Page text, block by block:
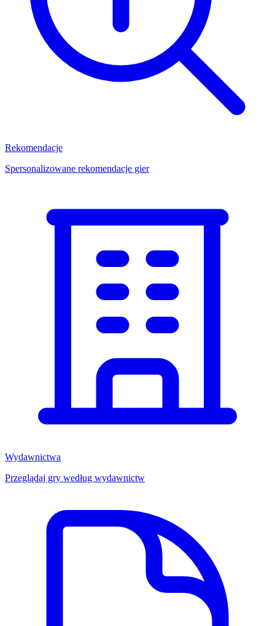
Rekomendacje
Spersonalizowane rekomendacje gier
Wydawnictwa
Przeglądaj gry według wydawnictw